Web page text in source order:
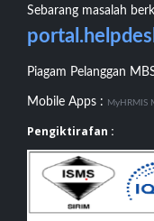
Sebarang masalah
Piagam Pelanggan
Mobile Apps : MyHRMIS
Pengiktirafan :